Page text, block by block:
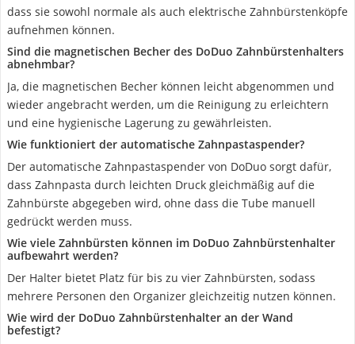
dass sie sowohl normale als auch elektrische Zahnbürstenköpfe
aufnehmen können.
Sind die magnetischen Becher des DoDuo Zahnbürstenhalters
abnehmbar?
Ja, die magnetischen Becher können leicht abgenommen und
wieder angebracht werden, um die Reinigung zu erleichtern
und eine hygienische Lagerung zu gewährleisten.
Wie funktioniert der automatische Zahnpastaspender?
Der automatische Zahnpastaspender von DoDuo sorgt dafür,
dass Zahnpasta durch leichten Druck gleichmäßig auf die
Zahnbürste abgegeben wird, ohne dass die Tube manuell
gedrückt werden muss.
Wie viele Zahnbürsten können im DoDuo Zahnbürstenhalter
aufbewahrt werden?
Der Halter bietet Platz für bis zu vier Zahnbürsten, sodass
mehrere Personen den Organizer gleichzeitig nutzen können.
Wie wird der DoDuo Zahnbürstenhalter an der Wand
befestigt?